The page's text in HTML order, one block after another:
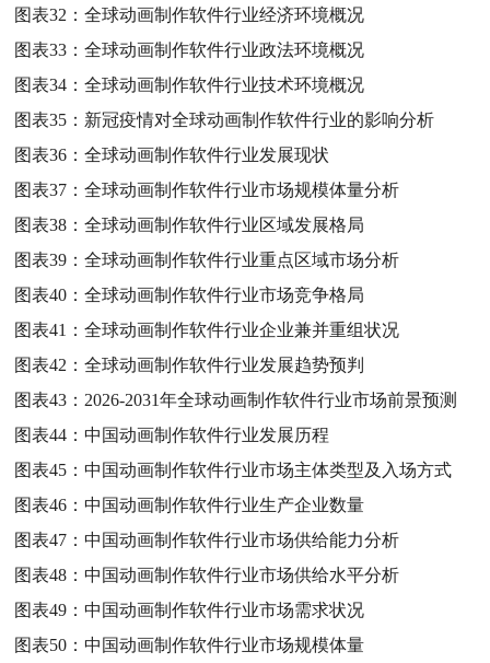
图表32：全球动画制作软件行业经济环境概况
图表33：全球动画制作软件行业政法环境概况
图表34：全球动画制作软件行业技术环境概况
图表35： 新冠疫情对全球动画制作软件行业的影响分析
图表36：全球动画制作软件行业发展现状
图表37：全球动画制作软件行业市场规模体量分析
图表38：全球动画制作软件行业区域发展格局
图表39：全球动画制作软件行业重点区域市场分析
图表40：全球动画制作软件行业市场竞争格局
图表41：全球动画制作软件行业企业兼并重组状况
图表42：全球动画制作软件行业发展趋势预判
图表43： 2026-2031年全球动画制作软件行业市场前景预测
图表44：中国动画制作软件行业发展历程
图表45：中国动画制作软件行业市场主体类型及入场方式
图表46：中国动画制作软件行业生产企业数量
图表47：中国动画制作软件行业市场供给能力分析
图表48：中国动画制作软件行业市场供给水平分析
图表49：中国动画制作软件行业市场需求状况
图表50：中国动画制作软件行业市场规模体量